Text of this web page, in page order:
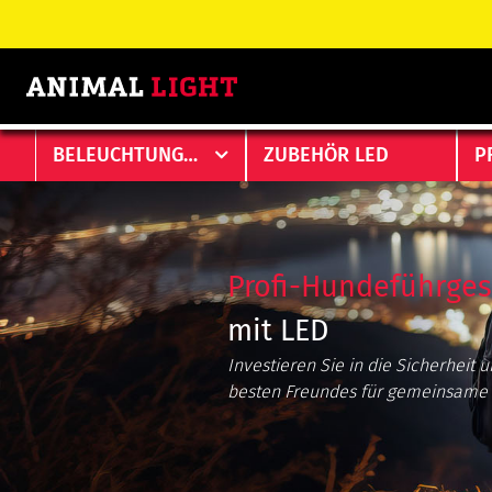
BELEUCHTUNGEN ZUBEHÖR LED
Profi-
mit LED
Investieren Sie in die Sicherheit
besten Freundes für